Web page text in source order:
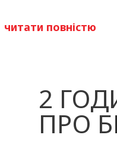
читати повністю
2
ПРО